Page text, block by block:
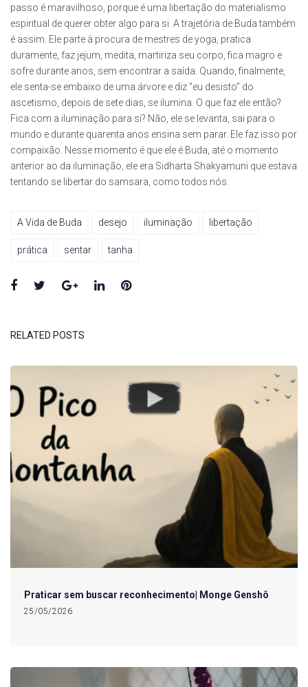
passo é maravilhoso, porque é uma libertação do materialismo
espiritual de querer obter algo para si. A trajetória de Buda também
é assim. Ele parte à procura de mestres de yoga, pratica
duramente, faz jejum, medita, martiriza seu corpo, fica magro e
sofre durante anos, sem encontrar a saída. Quando, finalmente,
ele senta-se embaixo de uma árvore e diz “eu desisto” do
ascetismo, depois de sete dias, se ilumina. O que faz ele então?
Fica com a iluminação para si? Não, ele se levanta, sai para o
mundo e durante quarenta anos ensina sem parar. Ele faz isso por
compaixão. Nesse momento é que ele é Buda, até o momento
anterior ao da iluminação, ele era Sidharta Shakyamuni que estava
tentando se libertar do samsara, como todos nós.
A Vida de Buda desejo iluminação libertação
prática sentar tanha
Facebook
TwitterGoogle+LinkedInPinterest
RELATED POSTS
Praticar sem buscar reconhecimento| Monge Genshô
25/05/2026